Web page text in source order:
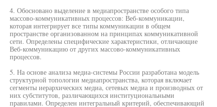
4. Обосновано выделение в медиапространстве особого типа
массово-коммуникативных процессов: Веб-коммуникации,
которая интегрирует все типы коммуникации в общем
пространстве организованном на принципах коммуникативной
сети. Определены специфические характеристики, отличающие
Веб-коммуникацию от других массово-коммуникативных
процессов.
5. На основе анализа медиа-системы России разработана модель
структурной топологии медиапространства, которая включает
сегменты иерархических медиа, сетевых медиа и производных от
них субститутов, различающихся институциональными
правилами. Определен интегральный критерий, обеспечивающий